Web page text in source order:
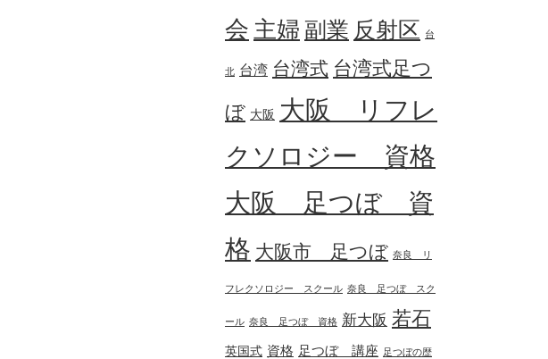
会 主婦 副業 反射区 台
北 台湾 台湾式 台湾式足つ
ぼ 大阪 大阪 リフレ
クソロジー 資格
大阪 足つぼ 資
格 大阪市 足つぼ 奈良 リ
フレクソロジー スクール 奈良 足つぼ スク
ール 奈良 足つぼ 資格 新大阪 若石
英国式 資格 足つぼ 講座 足つぼの歴